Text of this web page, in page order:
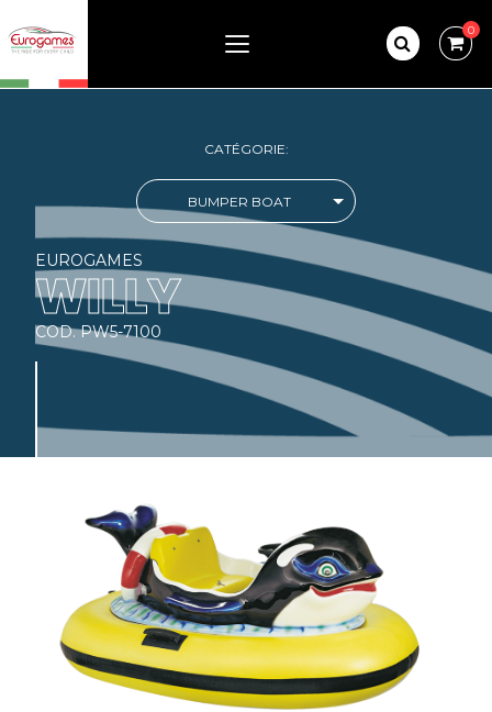
0
CATÉGORIE:
BUMPER BOAT
EUROGAMES
WILLY
COD. PW5-7100